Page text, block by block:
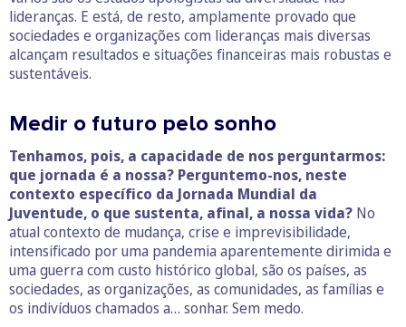
lideranças. E está, de resto, amplamente provado que
sociedades e organizações com lideranças mais diversas
alcançam resultados e situações financeiras mais robustas e
sustentáveis.
Medir o futuro pelo sonho
Tenhamos, pois, a capacidade de nos perguntarmos:
que jornada é a nossa? Perguntemo-nos, neste
contexto específico da Jornada Mundial da
Juventude, o que sustenta, afinal, a nossa vida? No
atual contexto de mudança, crise e imprevisibilidade,
intensificado por uma pandemia aparentemente dirimida e
uma guerra com custo histórico global, são os países, as
sociedades, as organizações, as comunidades, as famílias e
os indivíduos chamados a… sonhar. Sem medo.